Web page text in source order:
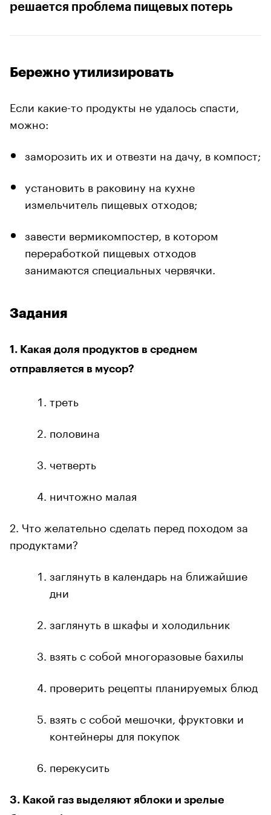
решается проблема пищевых потерь
Бережно утилизировать
Если какие-то продукты не удалось спасти,
можно:
заморозить их и отвезти на дачу, в компост;
установить в раковину на кухне
измельчитель пищевых отходов;
завести вермикомпостер, в котором
переработкой пищевых отходов
занимаются специальных червячки.
Задания
1. Какая доля продуктов в среднем
отправляется в мусор?
треть
половина
четверть
ничтожно малая
2. Что желательно сделать перед походом за
продуктами?
заглянуть в календарь на ближайшие
дни
заглянуть в шкафы и холодильник
взять с собой многоразовые бахилы
проверить рецепты планируемых блюд
взять с собой мешочки, фруктовки и
контейнеры для покупок
перекусить
3. Какой газ выделяют яблоки и зрелые